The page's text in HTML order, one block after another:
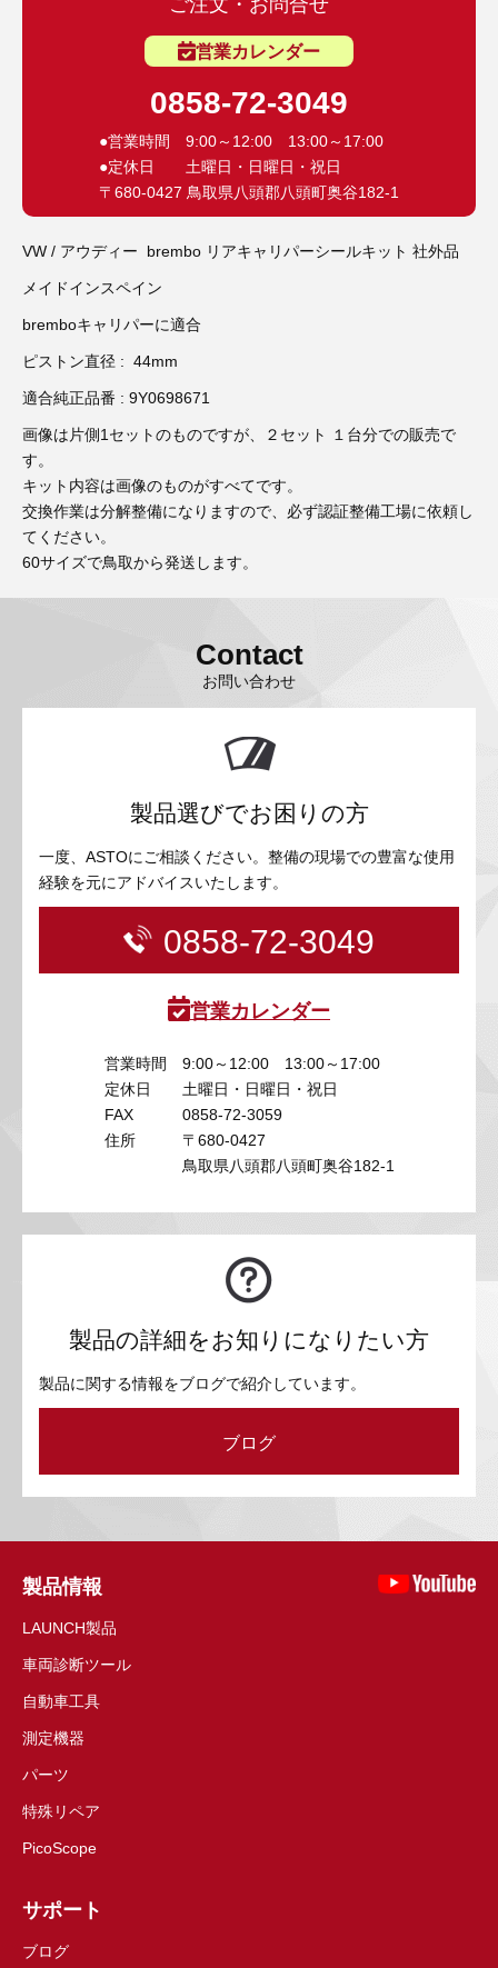
ご注文・お問合せ
営業カレンダー
0858-72-3049
●営業時間 9:00～12:00 13:00～17:00
●定休日 土曜日・日曜日・祝日
〒680-0427 鳥取県八頭郡八頭町奥谷182-1
VW / アウディー brembo リアキャリパーシールキット 社外品
メイドインスペイン
bremboキャリパーに適合
ピストン直径 : 44mm
適合純正品番 : 9Y0698671
画像は片側1セットのものですが、２セット １台分での販売で
す。
キット内容は画像のものがすべてです。
交換作業は分解整備になりますので、必ず認証整備工場に依頼し
てください。
60サイズで鳥取から発送します。
Contact
お問い合わせ
製品選びでお困りの方
一度、ASTOにご相談ください。整備の現場での豊富な使用
経験を元にアドバイスいたします。
0858-72-3049
営業カレンダー
営業時間
9:00～12:00 13:00～17:00
定休日
土曜日・日曜日・祝日
FAX
0858-72-3059
住所
〒680-0427
鳥取県八頭郡八頭町奥谷182-1
製品の詳細をお知りになりたい方
製品に関する情報をブログで紹介しています。
ブログ
製品情報
LAUNCH製品
車両診断ツール
自動車工具
測定機器
パーツ
特殊リペア
PicoScope
サポート
ブログ